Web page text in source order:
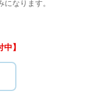
なります。
】